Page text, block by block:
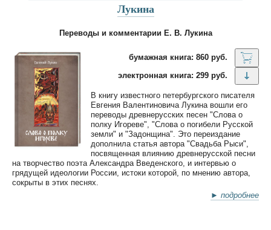
Лукина
Переводы и комментарии Е. В. Лукина
бумажная книга: 860 руб.
электронная книга: 299 руб.
В книгу известного петербургского писателя
Евгения Валентиновича Лукина вошли его
переводы древнерусских песен "Слова о
полку Игореве", "Слова о погибели Русской
земли" и "Задонщина". Это переиздание
дополнила статья автора "Свадьба Рыси",
посвященная влиянию древнерусской песни
на творчество поэта Александра Введенского, и интервью о
грядущей идеологии России, истоки которой, по мнению автора,
сокрыты в этих песнях.
► подробнее